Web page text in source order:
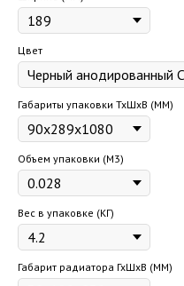
Цвет
Габариты упаковки ТхШхВ (ММ)
Объем упаковки (М3)
Вес в упаковке (КГ)
Габарит радиатора ГхШхВ (ММ)